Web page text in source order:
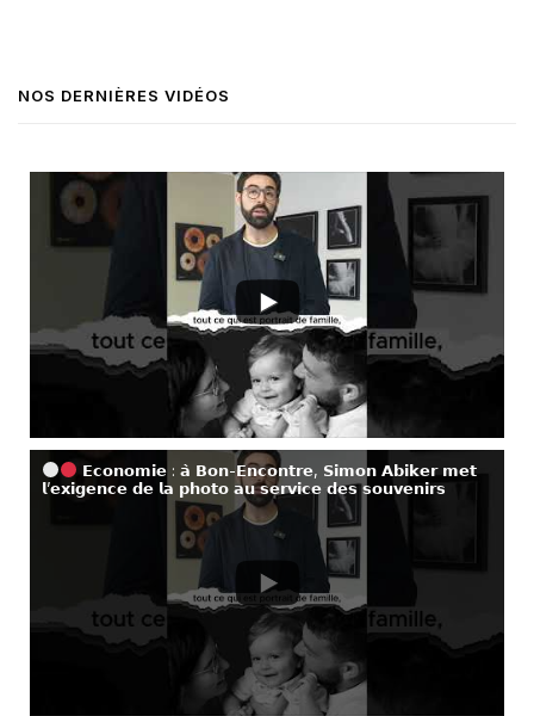
NOS DERNIÈRES VIDÉOS
𝗘𝗰𝗼𝗻𝗼𝗺𝗶𝗲 : 𝗮̀ 𝗕𝗼𝗻-𝗘𝗻𝗰𝗼𝗻𝘁𝗿𝗲, 𝗦𝗶𝗺𝗼𝗻 𝗔𝗯𝗶𝗸𝗲𝗿 𝗺𝗲𝘁
𝗹’𝗲𝘅𝗶𝗴𝗲𝗻𝗰𝗲 𝗱𝗲 𝗹𝗮 𝗽𝗵𝗼𝘁𝗼 𝗮𝘂 𝘀𝗲𝗿𝘃𝗶𝗰𝗲 𝗱𝗲𝘀 𝘀𝗼𝘂𝘃𝗲𝗻𝗶𝗿𝘀